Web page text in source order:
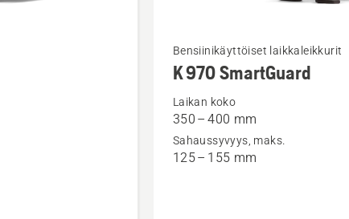
Katso
lisätietoja
tuotteesta
K 970
SmartGuard
Bensiinikäyttöiset laikkaleikkurit
K 970 SmartGuard
Laikan koko
350 – 400 mm
Sahaussyvyys, maks.
125 – 155 mm